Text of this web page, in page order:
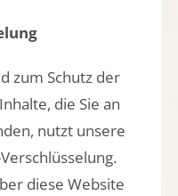
zum Schutz der
die Sie an
nutzt unsere
diese Website